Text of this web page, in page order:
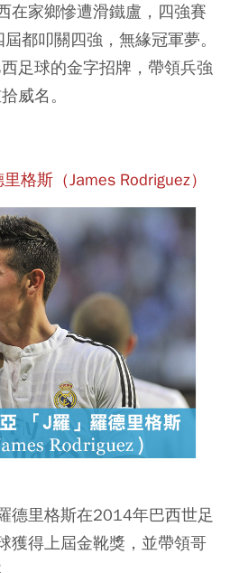
在家鄉慘遭滑鐵盧，四強賽
都叩關四強，無緣冠軍夢。
足球的金字招牌，帶領兵強
威名。
格斯（James Rodriguez）
德里格斯在2014年巴西世足
獲得上屆金靴獎，並帶領哥